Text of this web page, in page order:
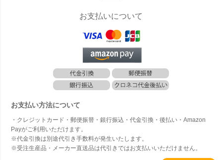
お支払いについて
お支払い方法について
・クレジットカード・郵便振替・銀行振込・代金引換・後払い・Amazon
Payがご利用いただけます。
※代金引換は別途代引き手数料が発生いたします。
※受注生産品・メーカー直送品は代引きではお支払いいただけません。